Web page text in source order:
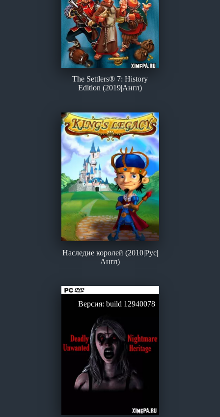
The Settlers® 7: History
Edition (2019|Англ)
Наследие королей (2010|Рус|
Англ)
Версия: build 12940078